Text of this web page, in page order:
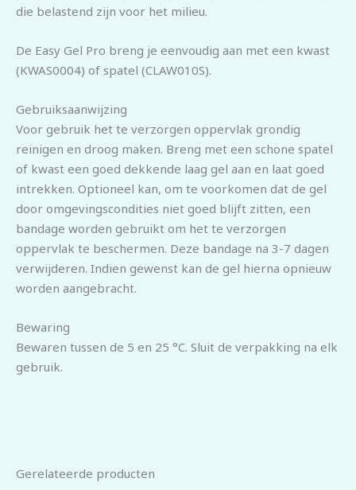
die belastend zijn voor het milieu.
De Easy Gel Pro breng je eenvoudig aan met een kwast
(KWAS0004) of spatel (CLAW010S).
Gebruiksaanwijzing
Voor gebruik het te verzorgen oppervlak grondig
reinigen en droog maken. Breng met een schone spatel
of kwast een goed dekkende laag gel aan en laat goed
intrekken. Optioneel kan, om te voorkomen dat de gel
door omgevingscondities niet goed blijft zitten, een
bandage worden gebruikt om het te verzorgen
oppervlak te beschermen. Deze bandage na 3-7 dagen
verwijderen. Indien gewenst kan de gel hierna opnieuw
worden aangebracht.
Bewaring
Bewaren tussen de 5 en 25 °C. Sluit de verpakking na elk
gebruik.
Gerelateerde producten